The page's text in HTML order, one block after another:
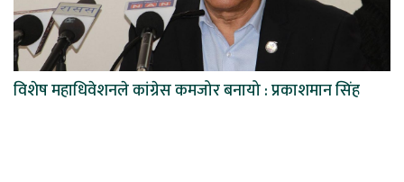
विशेष महाधिवेशनले कांग्रेस कमजोर बनायो : प्रकाशमान सिंह